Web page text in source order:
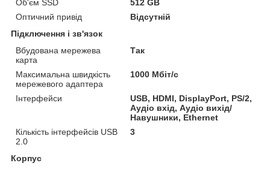
Об'єм SSD
512 GB
Оптичний привід
Відсутній
Підключення і зв'язок
Вбудована мережева
карта
Так
Максимальна швидкість
мережевого адаптера
1000 Мбіт/с
Інтерфейси
USB, HDMI, DisplayPort, PS/2,
Аудіо вхід, Аудіо вихід/
Навушники, Ethernet
Кількість інтерфейсів USB
2.0
3
Корпус